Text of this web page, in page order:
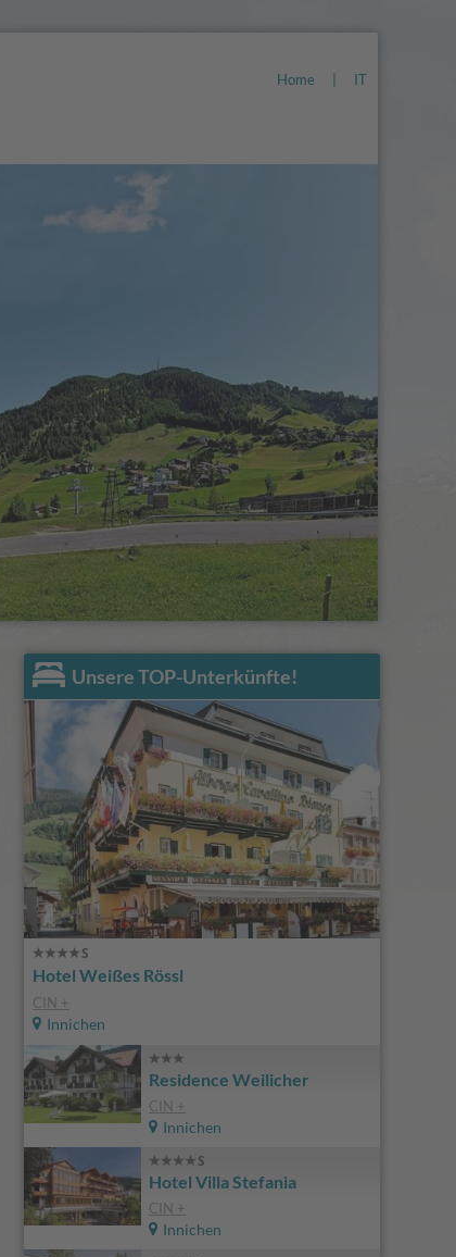
Home IT
Unsere TOP-Unterkünfte!
Hotel Weißes Rössl
CIN +
Innichen
Residence Weilicher
CIN +
Innichen
Hotel Villa Stefania
CIN +
Innichen